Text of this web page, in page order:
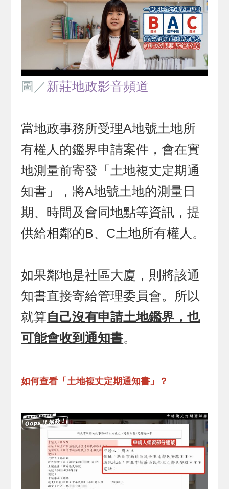
圖／新莊地政影音頻道
當地政事務所受理A地號土地所
有權人的鑑界申請案件，會在實
地測量前寄發「土地複丈定期通
知書」，將A地號土地的測量日
期、時間及會同地點等資訊，提
供給相鄰的B、C土地所有權人。
如果鄰地是社區大廈，則將該通
知書直接寄給管理委員會。所以
就算自己沒有申請土地鑑界，也
可能會收到通知書。
如何查看「土地複丈定期通知書」？